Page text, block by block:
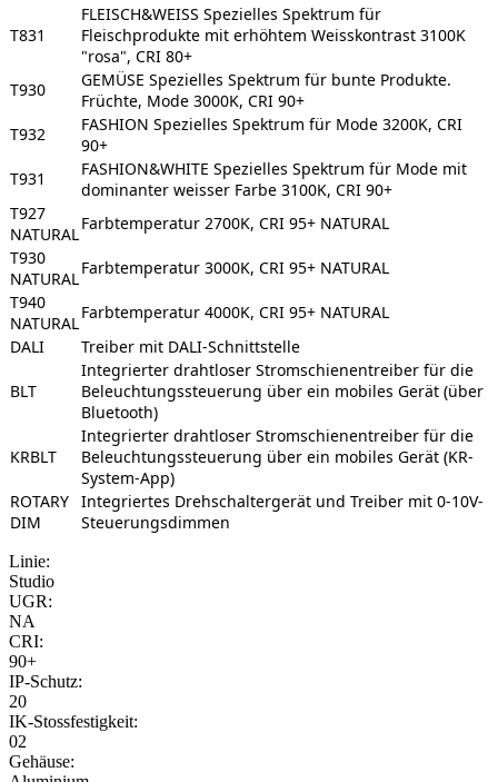
T831
FLEISCH&WEISS Spezielles Spektrum für
Fleischprodukte mit erhöhtem Weisskontrast 3100K
"rosa", CRI 80+
T930
GEMÜSE Spezielles Spektrum für bunte Produkte.
Früchte, Mode 3000K, CRI 90+
T932
FASHION Spezielles Spektrum für Mode 3200K, CRI
90+
T931
FASHION&WHITE Spezielles Spektrum für Mode mit
dominanter weisser Farbe 3100K, CRI 90+
T927
NATURAL
Farbtemperatur 2700K, CRI 95+ NATURAL
T930
NATURAL
Farbtemperatur 3000K, CRI 95+ NATURAL
T940
NATURAL
Farbtemperatur 4000K, CRI 95+ NATURAL
DALI
Treiber mit DALI-Schnittstelle
BLT
Integrierter drahtloser Stromschienentreiber für die
Beleuchtungssteuerung über ein mobiles Gerät (über
Bluetooth)
KRBLT
Integrierter drahtloser Stromschienentreiber für die
Beleuchtungssteuerung über ein mobiles Gerät (KR-
System-App)
ROTARY
DIM
Integriertes Drehschaltergerät und Treiber mit 0-10V-
Steuerungsdimmen
Linie:
Studio
UGR:
NA
CRI:
90+
IP-Schutz:
20
IK-Stossfestigkeit:
02
Gehäuse: